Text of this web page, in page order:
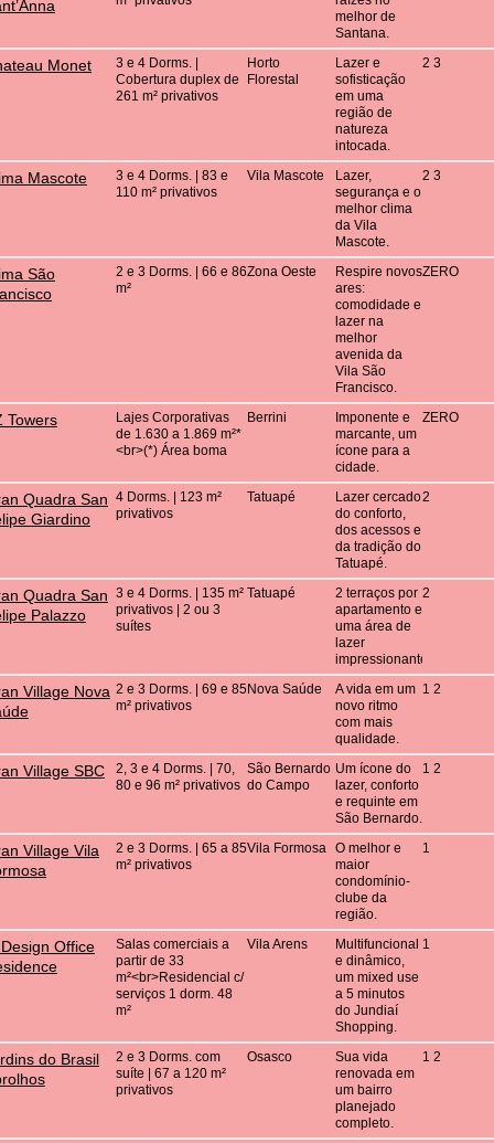
melhor de
Santana.
Monet
3 e 4 Dorms. |
Cobertura duplex de
261 m² privativos
Horto
Florestal
Lazer e
sofisticação
em uma
região de
natureza
intocada.
2 3
Mascote
3 e 4 Dorms. | 83 e
110 m² privativos
Vila Mascote
Lazer,
segurança e o
melhor clima
da Vila
Mascote.
2 3
São
2 e 3 Dorms. | 66 e 86
m²
Zona Oeste
Respire novos
ares:
comodidade e
lazer na
melhor
avenida da
Vila São
Francisco.
ZERO
Towers
Lajes Corporativas
de 1.630 a 1.869 m²*
<br>(*) Área boma
Berrini
Imponente e
marcante, um
ícone para a
cidade.
ZERO
Quadra San
Giardino
4 Dorms. | 123 m²
privativos
Tatuapé
Lazer cercado
do conforto,
dos acessos e
da tradição do
Tatuapé.
2
Quadra San
Palazzo
3 e 4 Dorms. | 135 m²
privativos | 2 ou 3
suítes
Tatuapé
2 terraços por
apartamento e
uma área de
lazer
impressionante.
2
Village Nova 2 e 3 Dorms. | 69 e 85
m² privativos
Nova Saúde
A vida em um
novo ritmo
com mais
qualidade.
1 2
Village SBC
2, 3 e 4 Dorms. | 70,
80 e 96 m² privativos
São Bernardo
do Campo
Um ícone do
lazer, conforto
e requinte em
São Bernardo.
1 2
Village Vila
2 e 3 Dorms. | 65 a 85
m² privativos
Vila Formosa O melhor e
maior
condomínio-
clube da
região.
1
Office
Salas comerciais a
partir de 33
m²<br>Residencial c/
serviços 1 dorm. 48
m²
Vila Arens
Multifuncional
e dinâmico,
um mixed use
a 5 minutos
do Jundiaí
Shopping.
1
do Brasil
2 e 3 Dorms. com
suíte | 67 a 120 m²
privativos
Osasco
Sua vida
renovada em
um bairro
planejado
completo.
1 2